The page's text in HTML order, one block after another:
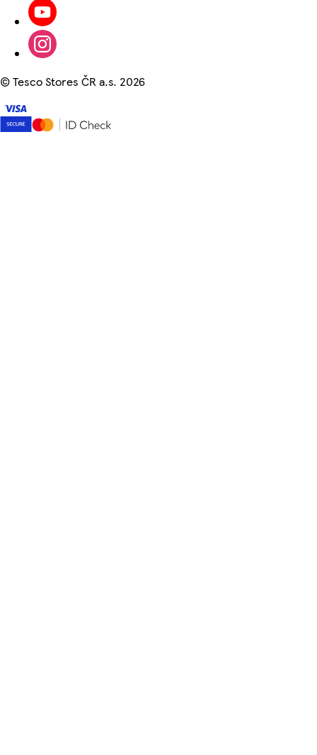
©Tesco Stores ČR a.s. 2026